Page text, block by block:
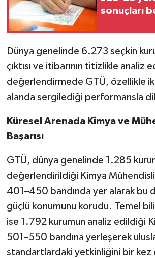
sonuçları
Dünya genelinde 6.273 seçkin
çıktısı ve itibarının titizlikle analiz
değerlendirmede GTÜ, özellikle
alanda sergilediği performansla
Küresel Arenada Kimya ve
Başarısı
GTÜ, dünya genelinde 1.285
değerlendirildiği Kimya
401–450 bandında yer alarak bu
güçlü konumunu korudu. Temel
ise 1.792 kurumun analiz edildiği
501–550 bandına yerleşerek
standartlardaki yetkinliğini bir kez